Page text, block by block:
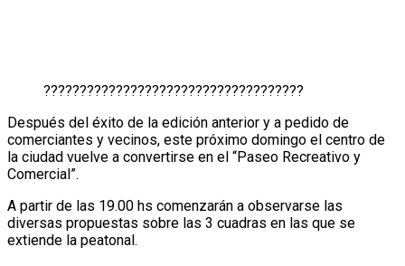
????????????????????????????????????
Después del éxito de la edición anterior y a pedido de
comerciantes y vecinos, este próximo domingo el centro de
la ciudad vuelve a convertirse en el “Paseo Recreativo y
Comercial”.
A partir de las 19.00 hs comenzarán a observarse las
diversas propuestas sobre las 3 cuadras en las que se
extiende la peatonal.